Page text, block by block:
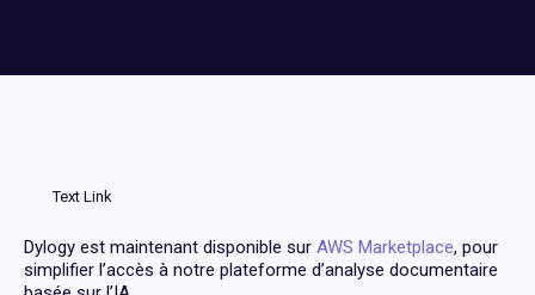
Text Link
Dylogy est maintenant disponible sur AWS Marketplace, pour
simplifier l’accès à notre plateforme d’analyse documentaire